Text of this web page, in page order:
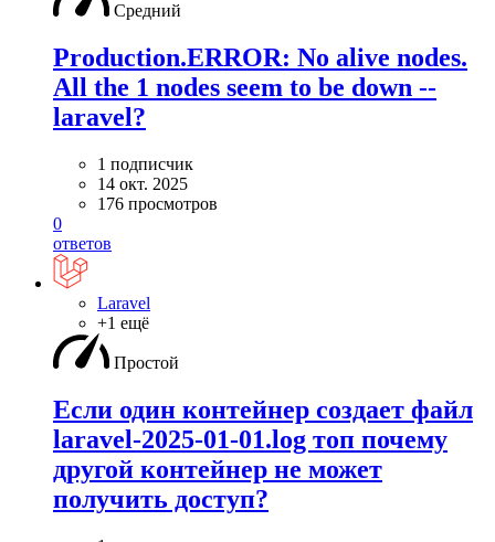
Средний
Production.ERROR: No alive nodes.
All the 1 nodes seem to be down --
laravel?
1 подписчик
14 окт. 2025
176 просмотров
0
ответов
Laravel
+1 ещё
Простой
Если один контейнер создает файл
laravel-2025-01-01.log топ почему
другой контейнер не может
получить доступ?